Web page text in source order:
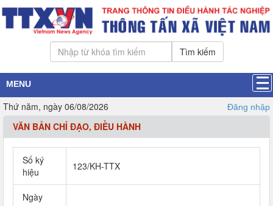
Tìm kiếm
MENU
Thứ năm, ngày 06/08/2026 Đăng nhập
VĂN BẢN CHỈ ĐẠO, ĐIỀU HÀNH
Số ký
hiệu
123/KH-TTX
Ngày